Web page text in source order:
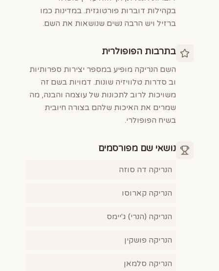
בקהילות דוברות פורטוגזית. במדינות כמו
ברזיל ויש הרבה נשים שנושאות את השם.
בתרבות הפופולרית
השם הנריקה מופיע במספר יצירות ספרותיות
וב סדרות טלוויזיה שונות. דמויות בשם זה
משויכות לרוב לתכונות של עוצמה והבנה, מה
שמרים את האיכות שלהם בצורה חיובית
בשיח הפופולרי.
נושאי שם מפורסמים
הנריקה דה סוזה
הנריקה קארוסו
הנריקה (הנרי) ג'יימס
הנריקה פושקין
הנריקה סלמאן